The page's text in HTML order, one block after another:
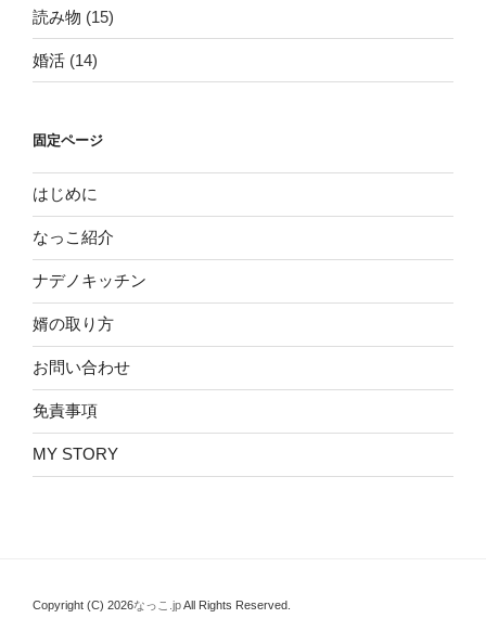
読み物 (15)
婚活 (14)
固定ページ
はじめに
なっこ紹介
ナデノキッチン
婿の取り方
お問い合わせ
免責事項
MY STORY
Copyright (C) 2026なっこ.jpAll Rights Reserved.